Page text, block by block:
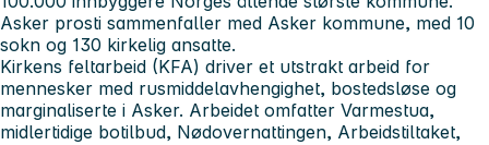
Asker prosti sammenfaller med Asker kommune, med 10
sokn og 130 kirkelig ansatte.
Kirkens feltarbeid (KFA) driver et utstrakt arbeid for
mennesker med rusmiddelavhengighet, bostedsløse og
marginaliserte i Asker. Arbeidet omfatter Varmestua,
midlertidige botilbud, Nødovernattingen, Arbeidstiltaket,